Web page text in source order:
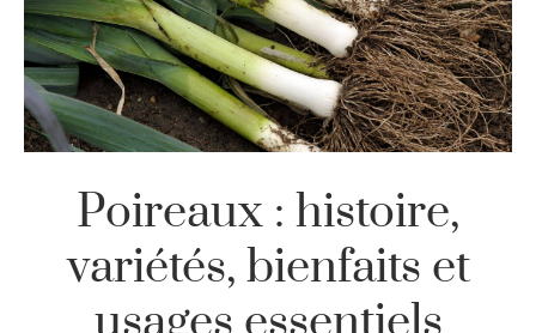
Poireaux : histoire,
variétés, bienfaits et